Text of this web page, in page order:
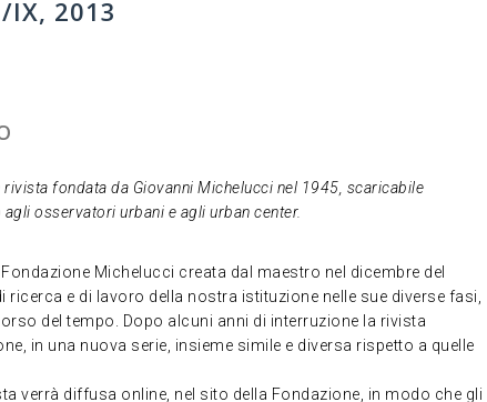
IX, 2013
fondata da Giovanni Michelucci nel 1945, scaricabile
osservatori urbani e agli urban center.
Michelucci creata dal maestro nel dicembre del
ricerca e di lavoro della nostra istituzione nelle sue diverse fasi,
del tempo. Dopo alcuni anni di interruzione la rivista
in una nuova serie, insieme simile e diversa rispetto a quelle
verrà diffusa online, nel sito della Fondazione, in modo che gli